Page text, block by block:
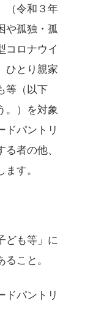
（令和３年
や孤独・孤
コロナウイ
ひとり親家
等（以下
。）を対象
ドパントリ
者の他、
ます。
ども等」に
こと。
ドパントリ